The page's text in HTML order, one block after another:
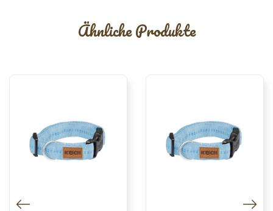
Ähnliche Produkte